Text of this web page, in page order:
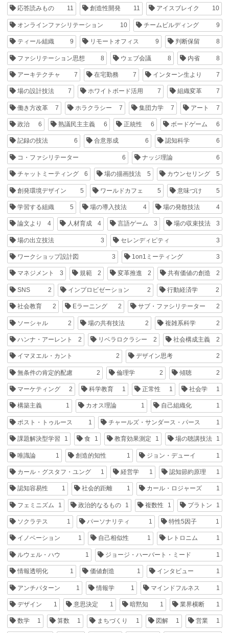
応答読みもの 11 創造性開発 11 アイスブレイク 10
オンラインファシリテーション 10 チームビルディング 9
ティール組織 9 リモートオフィス 9 判断保留 8
ファシリテーション思想 8 ウェブ会議 8 内省 8
アーキテクチャ 7 在宅勤務 7 インターン生より 7
場の設計技法 7 ホワイトボード活用 7 組織変革 7
働き方改革 7 ホラクラシー 7 集団力学 7 アート 7
政治 6 熟議民主主義 6 正統性 6 ボードゲーム 6
記録の技法 6 合意形成 6 認知科学 6
コ・ファシリテーター 6 ナッジ理論 6
チャットミーティング 6 場の描画技法 5 カウンセリング 5
創発環境デザイン 5 ワールドカフェ 5 意味づけ 5
学習する組織 5 場の導入技法 4 場の発散技法 4
論文より 4 人材育成 4 言語ゲーム 3 場の収束技法 3
場の出立技法 3 セレンディピティ 3
ワークショップ設計図 3 1on1ミーティング 3
マネジメント 3 規範 2 変革推進 2 共有価値の創造 2
SNS 2 インプロビゼーション 2 行動経済学 2
社会教育 2 Eラーニング 2 サブ・ファシリテーター 2
ソーシャル 2 場の共有技法 2 複雑系科学 2
ハンナ・アーレント 2 リベラロクラシー 2 社会構成主義 2
イマヌエル・カント 2 デザイン思考 2
無条件の肯定的配慮 2 倫理学 2 傾聴 2
マーケティング 2 科学教育 1 正常性 1 社会学 1
構築主義 1 カオス理論 1 自己組織化 1
ポスト・トゥルース 1 チャールズ・サンダース・パース 1
課題解決型学習 1 食 1 教育効果測定 1 場の聴講技法 1
唯識論 1 創造的知性 1 ジョン・デューイ 1
カール・グスタフ・ユング 1 経営学 1 認知節約原理 1
認知容易性 1 社会的距離 1 カール・ロジャーズ 1
フェミニズム 1 政治的なるもの 1 複数性 1 プラトン 1
ソクラテス 1 パーソナリティ 1 特性5因子 1
イノベーション 1 自己相似性 1 レトロニム 1
ルウェル・ハウ 1 ジョージ・ハーバート・ミード 1
情報透明化 1 価値創造 1 インタビュー 1
アンチパターン 1 情報学 1 マインドフルネス 1
デザイン 1 意思決定 1 暗黙知 1 業界横断 1
数学 1 算数 1 まちづくり 1 図解 1 営業 1